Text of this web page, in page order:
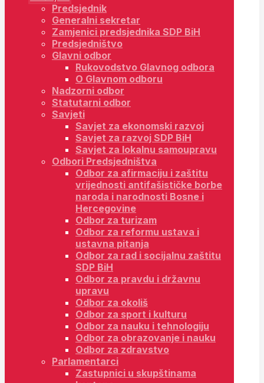
Predsjednik
Generalni sekretar
Zamjenici predsjednika SDP BiH
Predsjedništvo
Glavni odbor
Rukovodstvo Glavnog odbora
O Glavnom odboru
Nadzorni odbor
Statutarni odbor
Savjeti
Savjet za ekonomski razvoj
Savjet za razvoj SDP BiH
Savjet za lokalnu samoupravu
Odbori Predsjedništva
Odbor za afirmaciju i zaštitu
vrijednosti antifašističke borbe
naroda i narodnosti Bosne i
Hercegovine
Odbor za turizam
Odbor za reformu ustava i
ustavna pitanja
Odbor za rad i socijalnu zaštitu
SDP BiH
Odbor za pravdu i državnu
upravu
Odbor za okoliš
Odbor za sport i kulturu
Odbor za nauku i tehnologiju
Odbor za obrazovanje i nauku
Odbor za zdravstvo
Parlamentarci
Zastupnici u skupštinama